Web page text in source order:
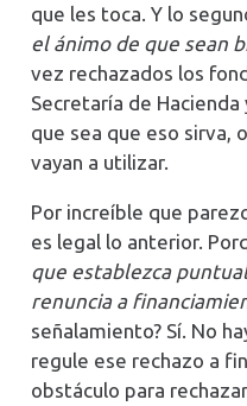
que les toca. Y lo
el ánimo de que sean
vez rechazados los
Secretaría de Hacienda
que sea que eso sirva,
vayan a utilizar.
Por increíble que
es legal lo anterior.
que establezca
renuncia a
señalamiento? Sí. No
regule ese rechazo a
obstáculo para